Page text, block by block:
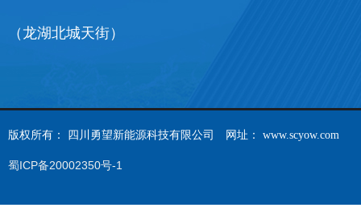
蜀ICP备20002350号-1
版权所有： 四川勇望新能源科技有限公司 网址： www.scyow.com
（龙湖北城天街）